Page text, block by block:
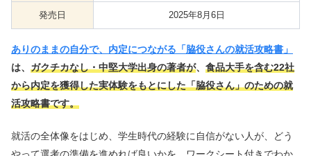
発売日 2025年8月6日
ありのままの自分で、内定につながる「脇役さんの就活攻略書」
は、 ガクチカなし・中堅大学出身の著者が、 食品大手を含む22社
から内定を獲得した実体験をもとにした「脇役さん」のための就
活攻略書です。
就活の全体像をはじめ、学生時代の経験に自信がない人が、どう